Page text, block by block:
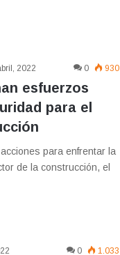
2022 0 930
esfuerzos
para el
para enfrentar la
de la construcción, el
0 1.033